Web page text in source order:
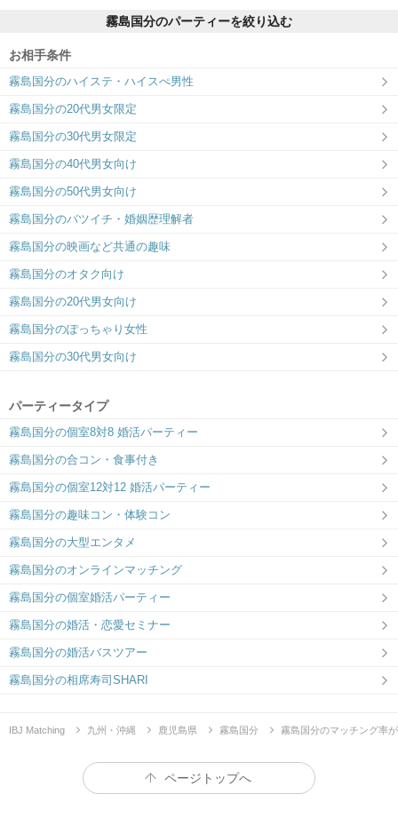
霧島市で唯一の婚活パーティー専用ラウ
ンジ／オシャレな空間で出逢いを演出♪
霧島国分のパーティーを絞り込む
お相手条件
霧島国分のハイステ・ハイスぺ男性
霧島国分の20代男女限定
霧島国分の30代男女限定
霧島国分の40代男女向け
霧島国分の50代男女向け
霧島国分のバツイチ・婚姻歴理解者
霧島国分の映画など共通の趣味
霧島国分のオタク向け
霧島国分の20代男女向け
霧島国分のぽっちゃり女性
霧島国分の30代男女向け
パーティータイプ
霧島国分の個室8対8 婚活パーティー
霧島国分の合コン・食事付き
霧島国分の個室12対12 婚活パーティー
霧島国分の趣味コン・体験コン
霧島国分の大型エンタメ
霧島国分のオンラインマッチング
霧島国分の個室婚活パーティー
霧島国分の婚活・恋愛セミナー
霧島国分の婚活バスツアー
霧島国分の相席寿司SHARI
IBJ Matching 九州・沖縄 鹿児島県 霧島国分 霧島国分のマッチング率
ページトップへ